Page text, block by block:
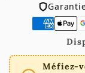
Méfiez-